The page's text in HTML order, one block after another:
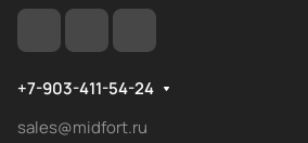
+7-903-411-54-24
sales@midfort.ru